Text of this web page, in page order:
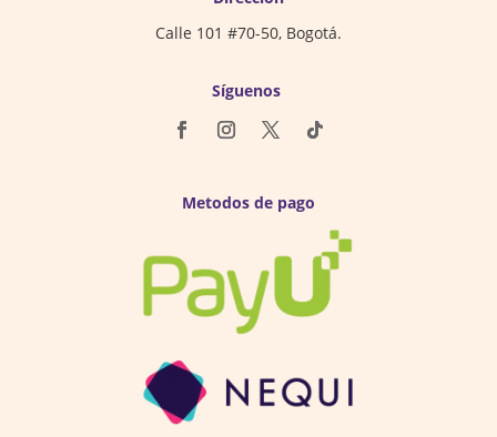
Calle 101 #70-50, Bogotá.
Síguenos
Metodos de pago